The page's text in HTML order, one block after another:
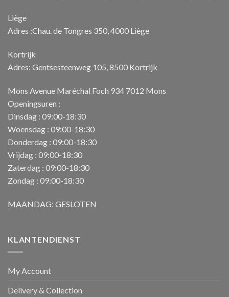
Liège
Adres :Chau. de Tongres 350, 4000 Liège
Kortrijk
Adres: Gentsesteenweg 105, 8500 Kortrijk
Mons Avenue Maréchal Foch 934 7012 Mons
Openingsuren :
Dinsdag : 09:00-18:30
Woensdag : 09:00-18:30
Donderdag : 09:00-18:30
Vrijdag : 09:00-18:30
Zaterdag : 09:00-18:30
Zondag : 09:00-18:30
MAANDAG: GESLOTEN
KLANTENDIENST
My Account
Delivery & Collection